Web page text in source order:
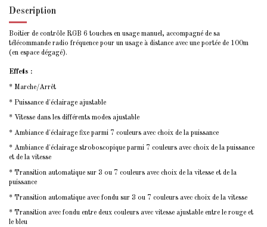
Description
Boitier de contrôle RGB 6 touches en usage manuel, accompagné de sa
télécommande radio fréquence pour un usage à distance avec une portée de 100m
(en espace dégagé).
Effets :
* Marche/Arrêt
* Puissance d'éclairage ajustable
* Vitesse dans les différents modes ajustable
* Ambiance d'éclairage fixe parmi 7 couleurs avec choix de la puissance
* Ambiance d'éclairage stroboscopique parmi 7 couleurs avec choix de la puissance
et de la vitesse
* Transition automatique sur 3 ou 7 couleurs avec choix de la vitesse et de la
puissance
* Transition automatique avec fondu sur 3 ou 7 couleurs avec choix de la vitesse
* Transition avec fondu entre deux couleurs avec vitesse ajustable entre le rouge et
le bleu